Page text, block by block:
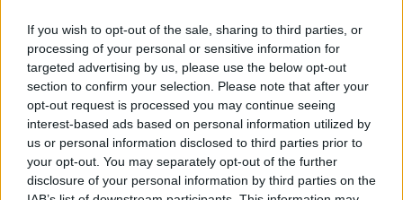
If you wish to opt-out of the sale, sharing to third parties, or
processing of your personal or sensitive information for
targeted advertising by us, please use the below opt-out
section to confirm your selection. Please note that after your
opt-out request is processed you may continue seeing
interest-based ads based on personal information utilized by
us or personal information disclosed to third parties prior to
your opt-out. You may separately opt-out of the further
disclosure of your personal information by third parties on the